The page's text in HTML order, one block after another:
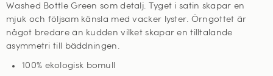
Washed Bottle Green som detalj. Tyget i satin skapar en
mjuk och följsam känsla med vacker lyster. Örngottet är
något bredare än kudden vilket skapar en tilltalande
asymmetri till bäddningen.
100% ekologisk bomull